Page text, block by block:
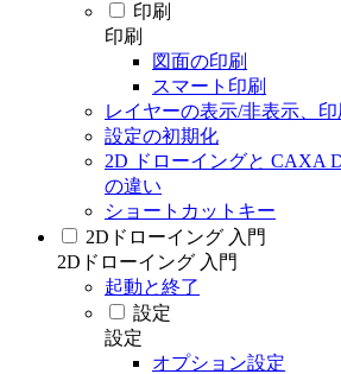
印刷
印刷
図面の印刷
スマート印刷
レイヤーの表示/非表示、
設定の初期化
2D ドローイングと CAXA
の違い
ショートカットキー
2Dドローイング 入門
2Dドローイング 入門
起動と終了
設定
設定
オプション設定